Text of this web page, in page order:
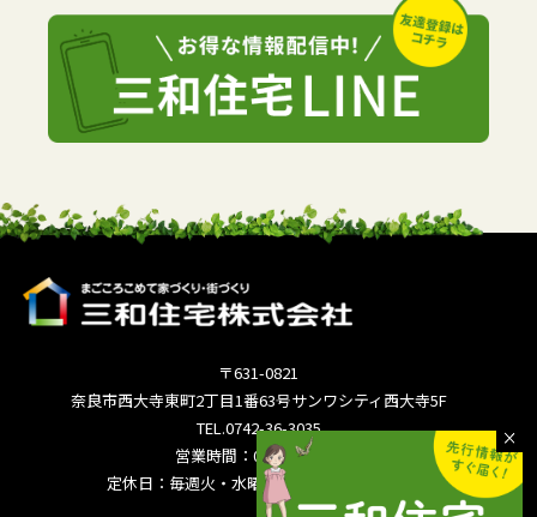
〒631-0821
奈良市西大寺東町2丁目1番63号サンワシティ西大寺5F
TEL.0742-36-3035
営業時間：09:00～18:00
定休日：毎週火・水曜日 夏季休暇 年末年始